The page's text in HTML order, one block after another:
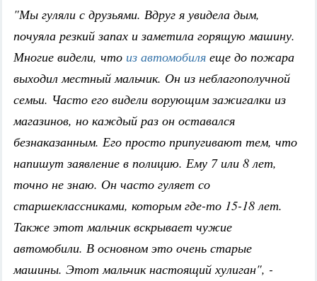
"Мы гуляли с друзьями. Вдруг я увидела дым,
почуяла резкий запах и заметила горящую машину.
Многие видели, что из автомобиля еще до пожара
выходил местный мальчик. Он из неблагополучной
семьи. Часто его видели ворующим зажигалки из
магазинов, но каждый раз он оставался
безнаказанным. Его просто припугивают тем, что
напишут заявление в полицию. Ему 7 или 8 лет,
точно не знаю. Он часто гуляет со
старшеклассниками, которым где-то 15-18 лет.
Также этот мальчик вскрывает чужие
автомобили. В основном это очень старые
машины. Этот мальчик настоящий хулиган", -